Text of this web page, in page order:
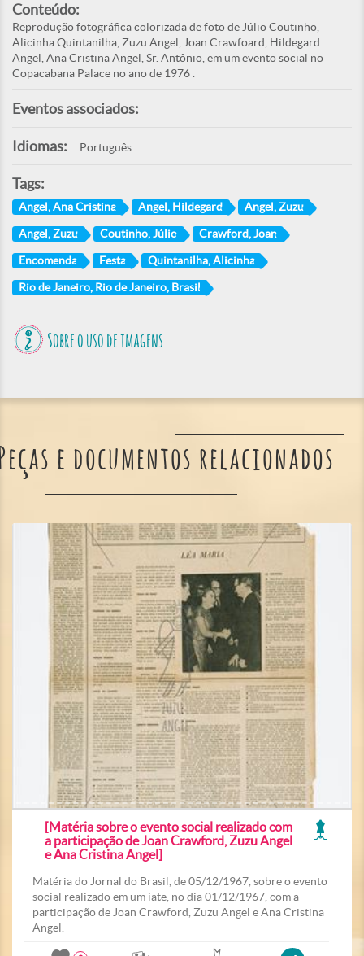
Conteúdo:
Reprodução fotográfica colorizada de foto de Júlio Coutinho,
Alicinha Quintanilha, Zuzu Angel, Joan Crawfoard, Hildegard
Angel, Ana Cristina Angel, Sr. Antônio, em um evento social no
Copacabana Palace no ano de 1976 .
Eventos associados:
Idiomas: Português
Tags:
Angel, Ana Cristina Angel, Hildegard Angel, Zuzu
Angel, Zuzu Coutinho, Júlio Crawford, Joan
Encomenda Festa Quintanilha, Alicinha
Rio de Janeiro, Rio de Janeiro, Brasil
Sobre o uso de imagens
e documentos relacionados
[Matéria sobre o evento social realizado com
a participação de Joan Crawford, Zuzu Angel
e Ana Cristina Angel]
Matéria do Jornal do Brasil, de 05/12/1967, sobre o evento
social realizado em um iate, no dia 01/12/1967, com a
participação de Joan Crawford, Zuzu Angel e Ana Cristina
Angel.